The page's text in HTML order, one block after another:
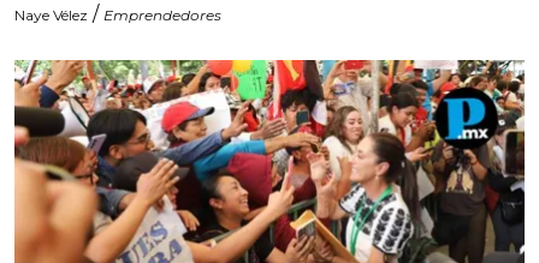
Naye Vélez / Emprendedores